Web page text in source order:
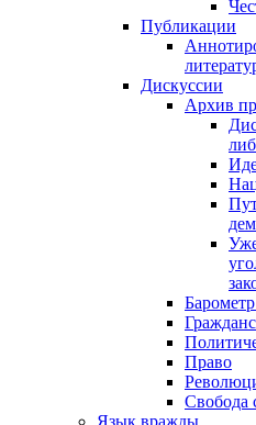
Публикации
Дискуссии
Архив
Право
Свобода